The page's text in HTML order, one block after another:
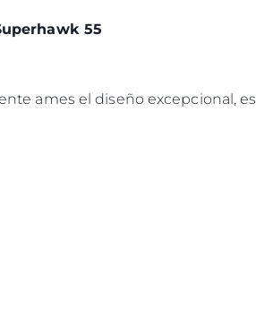
55
ames el diseño excepcional,
TRABAJO
Historia